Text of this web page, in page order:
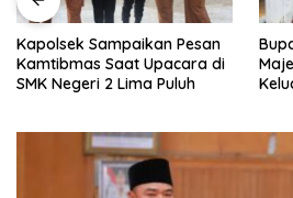
Kapolsek Sampaikan Pesan
Kamtibmas Saat Upacara di
SMK Negeri 2 Lima Puluh